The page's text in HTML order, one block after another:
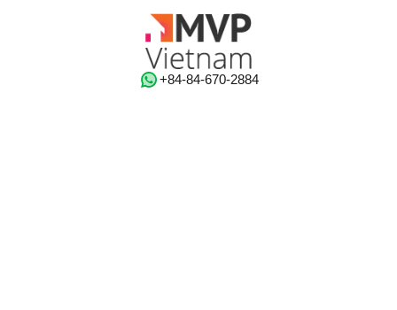
‭+84-84-670-2884‬